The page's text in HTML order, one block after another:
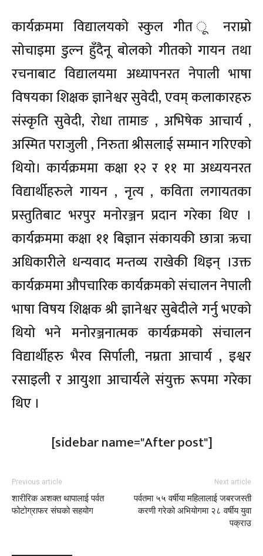
कार्यक्रममा विद्यालयको स्कुल गीत ू नराम्रो
सोचाइमा डुल्न हुँदैनू बोलको गीतको गायन तथा
रचनाबाट विद्यालयमा अध्यापनरत नेपाली भाषा
विषयका शिक्षक ज्ञानेश्वर सुवेदी, एवम् कलाकारहरु
संस्कृति सुवेदी, रोधा तामाङ , अभिषेक आचार्य ,
अस्मित पराजुली , निरुता श्रीसलाई सम्मान गरिएको
थियो। कार्यक्रममा कक्षा १२ र ११ मा अध्ययनरत
विद्यार्थीहरुले गायन , नृत्य , कविता लगायतका
प्रस्तुतिबाट भरपुर मनोरञ्जन प्रदान गरेका थिए ।
कार्यक्रममा कक्षा ११ बिज्ञान संकायकी छात्रा ऋचा
अधिकारीले धन्यवाद मन्तव्य राखेकी थिइन् ।उक्त
कार्यक्रममा औपचारिक कार्यक्रमको संचालन नेपाली
भाषा विषय शिक्षक श्री ज्ञानेश्वर सुबेदीले गर्नु भएको
थियो भने मनोरञ्जनात्मक कार्यक्रमको संचालन
विद्यार्थीहरु भैरव सिर्पाली, नम्रता आचार्य , इश्वर
रसाइली र आयुशा आचार्यले संयुक्त रूपमा गरेका
थिए ।
[sidebar name="After post"]
Previous article
शारीरिक अशक्त थापालाई पर्वत
फोटोग्राफर संघको सहयोग
Next article
पर्वतमा ५५ वर्षीया महिलालाई जबरजस्ती
करणी गरेको अभियोगमा २८ वर्षीय युवा
पक्राउ